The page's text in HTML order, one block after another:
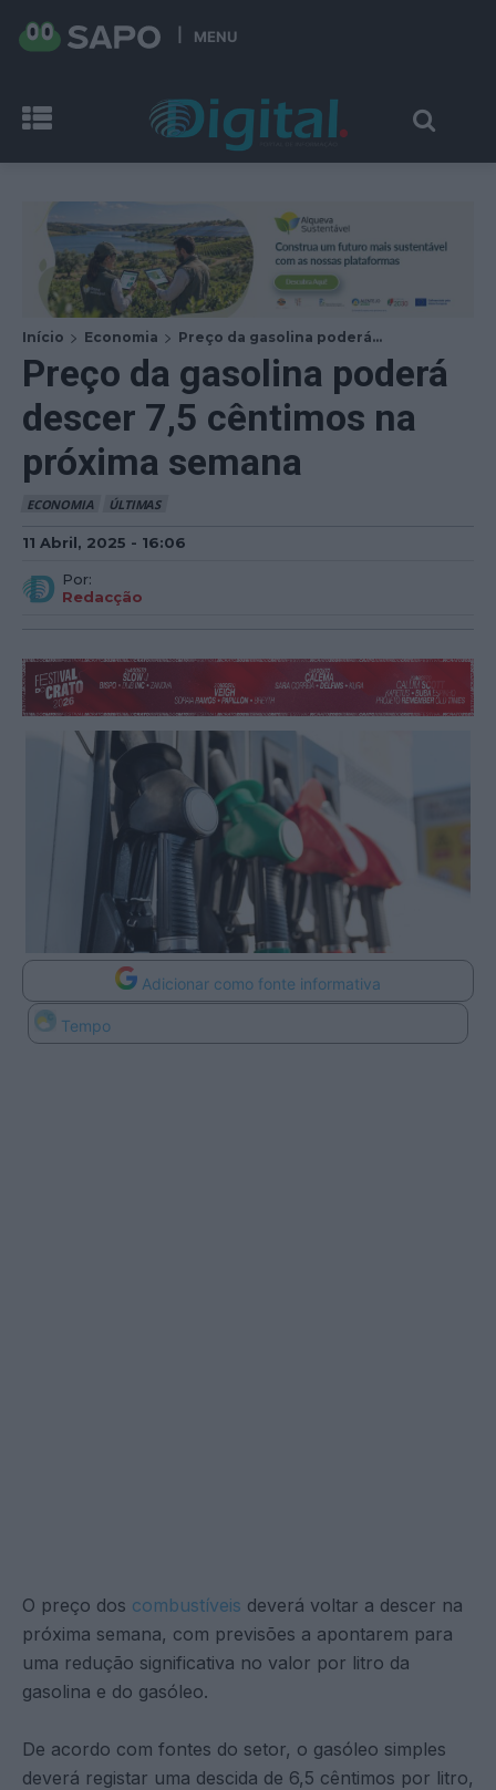
MENU
Início Economia Preço da gasolina poderá...
Preço da gasolina poderá
descer 7,5 cêntimos na
próxima semana
ECONOMIA ÚLTIMAS
11 Abril, 2025 - 16:06
Por:
Redacção
Adicionar como fonte informativa
Tempo
O preço dos combustíveis deverá voltar a descer na
próxima semana, com previsões a apontarem para
uma redução significativa no valor por litro da
gasolina e do gasóleo.
De acordo com fontes do setor, o gasóleo simples
deverá registar uma descida de 6,5 cêntimos por litro,